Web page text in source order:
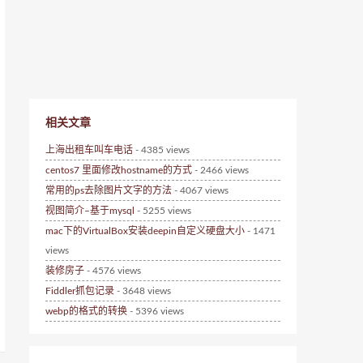
相关文章
上海出租车叫车电话 - 4385 views
centos7 里面修改hostname的方式 - 2466 views
常用的ps去除图片文字的方法 - 4067 views
视图简介–基于mysql - 5255 views
mac下的VirtualBox安装deepin自定义硬盘大小 - 1471
views
装修房子 - 4576 views
Fiddler抓包记录 - 3648 views
webp的格式的转换 - 5396 views